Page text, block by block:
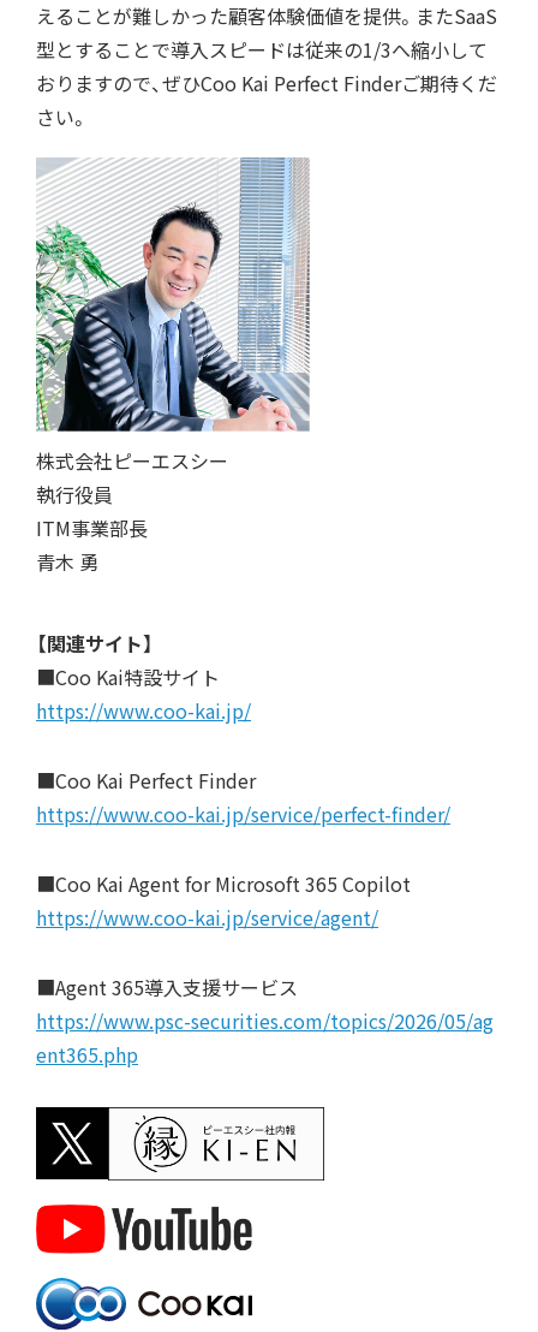
えることが難しかった顧客体験価値を提供。またSaaS
型とすることで導入スピードは従来の1/3へ縮小して
おりますので、ぜひCoo Kai Perfect Finderご期待くだ
さい。
株式会社ピーエスシー
執行役員
ITM事業部長
青木 勇
【関連サイト】
■Coo Kai特設サイト
https://www.coo-kai.jp/
■Coo Kai Perfect Finder
https://www.coo-kai.jp/service/perfect-finder/
■Coo Kai Agent for Microsoft 365 Copilot
https://www.coo-kai.jp/service/agent/
■Agent 365導入支援サービス
https://www.psc-securities.com/topics/2026/05/ag
ent365.php